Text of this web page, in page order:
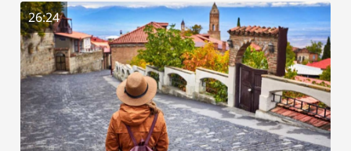
26:24